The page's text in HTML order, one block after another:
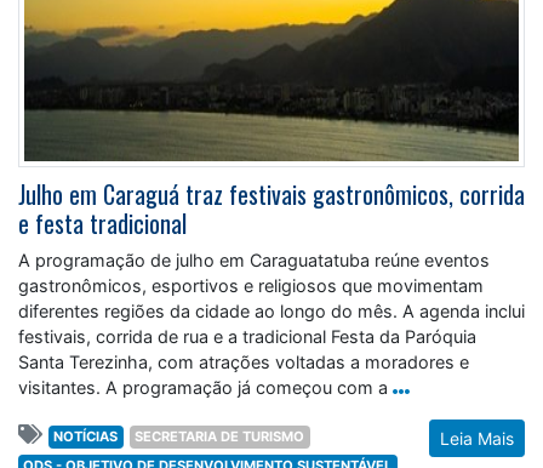
Julho em Caraguá traz festivais gastronômicos, corrida
e festa tradicional
A programação de julho em Caraguatatuba reúne eventos
gastronômicos, esportivos e religiosos que movimentam
diferentes regiões da cidade ao longo do mês. A agenda inclui
festivais, corrida de rua e a tradicional Festa da Paróquia
Santa Terezinha, com atrações voltadas a moradores e
visitantes. A programação já começou com a
Leia Mais
NOTÍCIAS
SECRETARIA DE TURISMO